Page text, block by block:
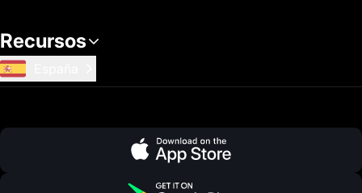
Recursos